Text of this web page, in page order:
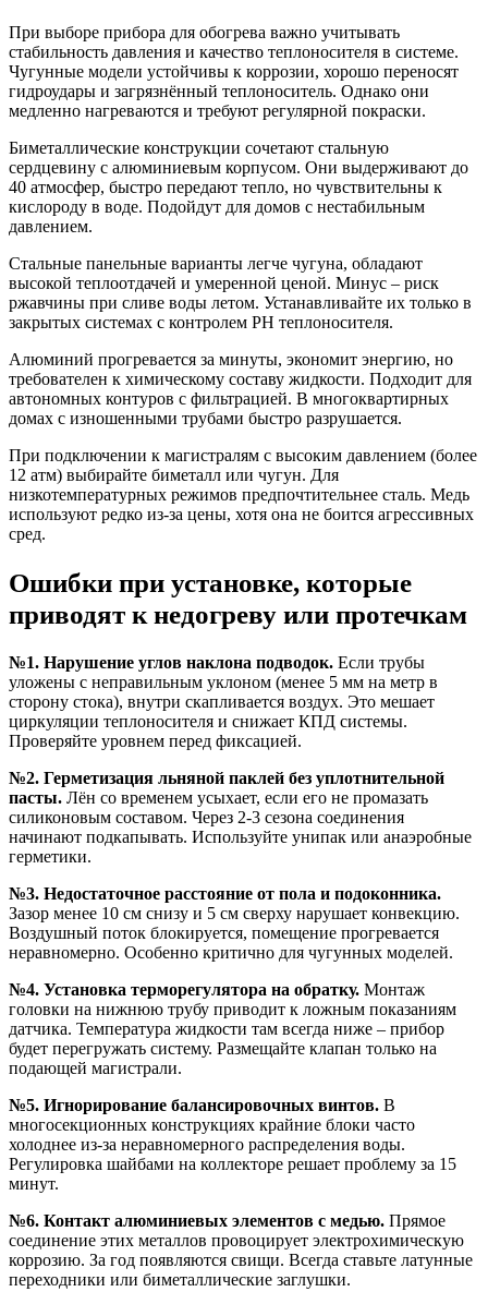
При выборе прибора для обогрева важно учитывать
стабильность давления и качество теплоносителя в системе.
Чугунные модели устойчивы к коррозии, хорошо переносят
гидроудары и загрязнённый теплоноситель. Однако они
медленно нагреваются и требуют регулярной покраски.
Биметаллические конструкции сочетают стальную
сердцевину с алюминиевым корпусом. Они выдерживают до
40 атмосфер, быстро передают тепло, но чувствительны к
кислороду в воде. Подойдут для домов с нестабильным
давлением.
Стальные панельные варианты легче чугуна, обладают
высокой теплоотдачей и умеренной ценой. Минус – риск
ржавчины при сливе воды летом. Устанавливайте их только в
закрытых системах с контролем PH теплоносителя.
Алюминий прогревается за минуты, экономит энергию, но
требователен к химическому составу жидкости. Подходит для
автономных контуров с фильтрацией. В многоквартирных
домах с изношенными трубами быстро разрушается.
При подключении к магистралям с высоким давлением (более
12 атм) выбирайте биметалл или чугун. Для
низкотемпературных режимов предпочтительнее сталь. Медь
используют редко из-за цены, хотя она не боится агрессивных
сред.
Ошибки при установке, которые
приводят к недогреву или протечкам
№1. Нарушение углов наклона подводок. Если трубы
уложены с неправильным уклоном (менее 5 мм на метр в
сторону стока), внутри скапливается воздух. Это мешает
циркуляции теплоносителя и снижает КПД системы.
Проверяйте уровнем перед фиксацией.
№2. Герметизация льняной паклей без уплотнительной
пасты. Лён со временем усыхает, если его не промазать
силиконовым составом. Через 2-3 сезона соединения
начинают подкапывать. Используйте унипак или анаэробные
герметики.
№3. Недостаточное расстояние от пола и подоконника.
Зазор менее 10 см снизу и 5 см сверху нарушает конвекцию.
Воздушный поток блокируется, помещение прогревается
неравномерно. Особенно критично для чугунных моделей.
№4. Установка терморегулятора на обратку. Монтаж
головки на нижнюю трубу приводит к ложным показаниям
датчика. Температура жидкости там всегда ниже – прибор
будет перегружать систему. Размещайте клапан только на
подающей магистрали.
№5. Игнорирование балансировочных винтов. В
многосекционных конструкциях крайние блоки часто
холоднее из-за неравномерного распределения воды.
Регулировка шайбами на коллекторе решает проблему за 15
минут.
№6. Контакт алюминиевых элементов с медью. Прямое
соединение этих металлов провоцирует электрохимическую
коррозию. За год появляются свищи. Всегда ставьте латунные
переходники или биметаллические заглушки.